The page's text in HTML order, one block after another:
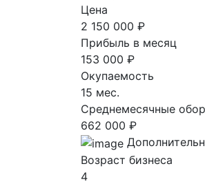
Цена
2 150 000 ₽
Прибыль в месяц
153 000 ₽
Окупаемость
15 мес.
Среднемесячные
662 000 ₽
Возраст бизнеса
4